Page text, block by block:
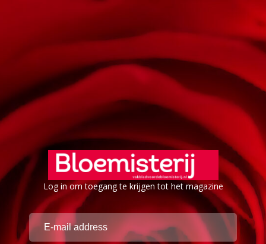
Log in om toegang te krijgen tot het magazine